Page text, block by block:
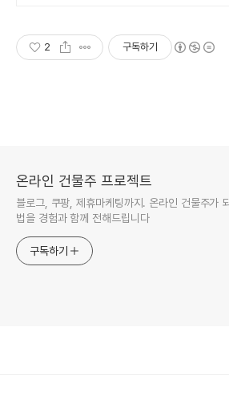
2 구독하기
온라인 건물주 프로젝트
블로그, 쿠팡, 제휴마케팅까지. 온라인 건물주가
법을 경험과 함께 전해드립니다
구독하기